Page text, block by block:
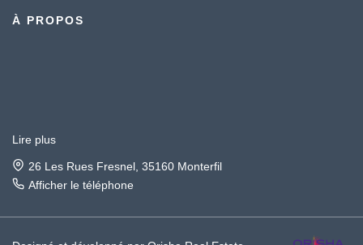
À PROPOS
Lire plus
26 Les Rues Fresnel, 35160 Monterfil
Afficher le téléphone